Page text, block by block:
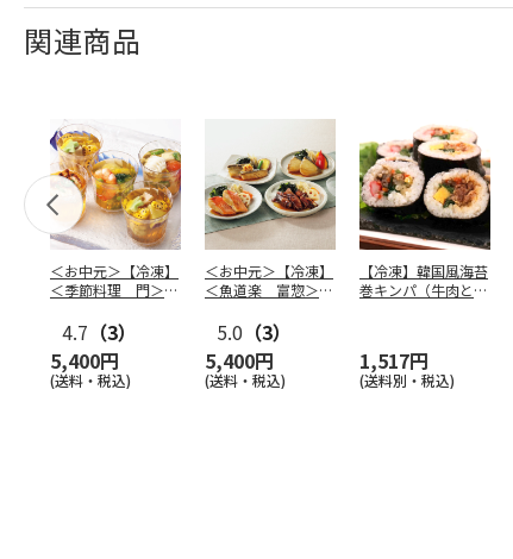
関連商品
＜お中元＞【冷凍】
＜季節料理 門＞京
4.7 （3）
5,400円
(送料・税込)
＜お中元＞【冷凍】
＜魚道楽 富惣＞レ
煮魚…
5.0 （3）
5,400円
(送料・税込)
【冷凍】韓国風海苔
巻キンパ（牛肉と野
1,517円
(送料別・税込)